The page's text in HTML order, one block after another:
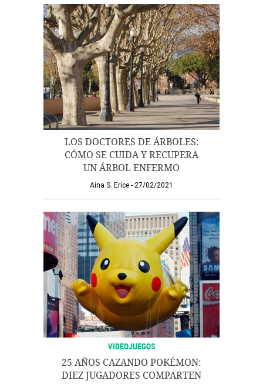
LOS DOCTORES DE ÁRBOLES:
CÓMO SE CUIDA Y RECUPERA
UN ÁRBOL ENFERMO
Aina S. Erice 27/02/2021
VIDEOJUEGOS
25 AÑOS CAZANDO POKÉMON:
DIEZ JUGADORES COMPARTEN